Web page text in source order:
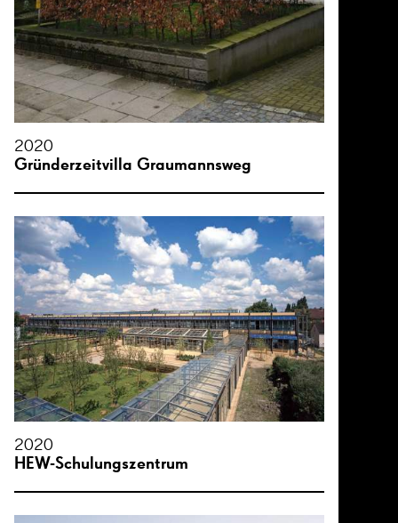
2020
Gründerzeitvilla Graumannsweg
2020
HEW-Schulungszentrum